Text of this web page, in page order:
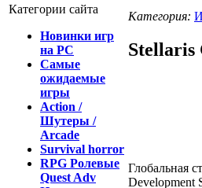
Категории сайта
Новинки игр
на PC
Самые
ожидаемые
игры
Action /
Шутеры /
Arcade
Survival horror
RPG Ролевые
Quest Adv
Категория:
Stellaris
Глобальная
Development